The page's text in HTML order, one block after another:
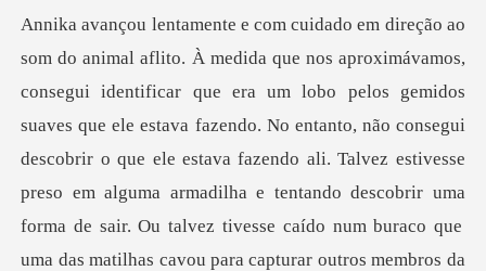
aves que ele estava fazendo. No entanto, não consegui
descobrir o que ele estava fazendo ali. Talvez estivesse
preso em alguma armadilha e tentando descobrir uma